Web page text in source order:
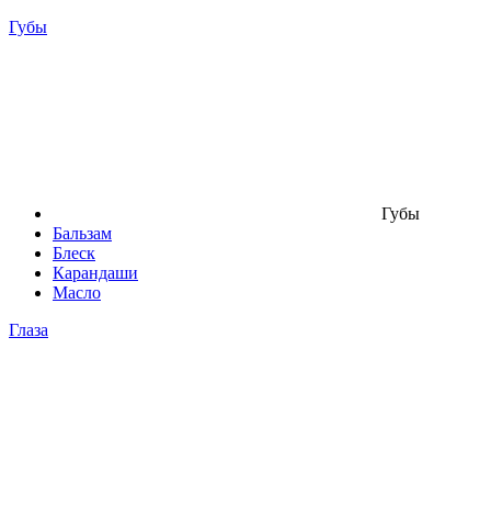
Губы
Губы
Бальзам
Блеск
Карандаши
Масло
Глаза